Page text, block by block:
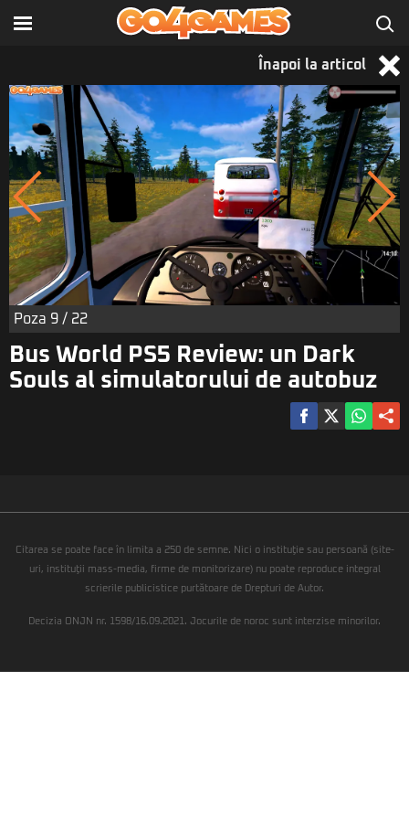
Înapoi la articol
Poza 9 / 22
Bus World PS5 Review: un Dark
Souls al simulatorului de autobuz
Citarea se poate face în limita a 250 de semne. Nici o instituţie sau persoană (site-
uri, instituţii mass-media, firme de monitorizare) nu poate reproduce integral
scrierile publicistice purtătoare de Drepturi de Autor.
Decizia ONJN nr. 1598/16.09.2021. Jocurile de noroc sunt interzise minorilor.